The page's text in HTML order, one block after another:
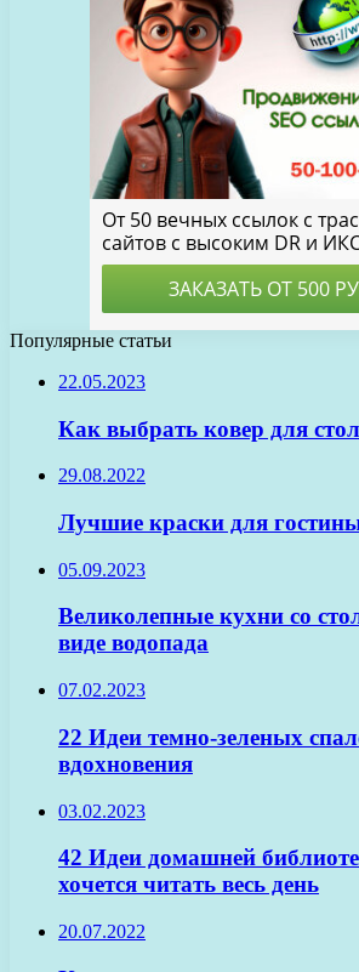
Популярные статьи
22.05.2023
Как выбрать ковер для
29.08.2022
Лучшие краски для
05.09.2023
Великолепные кухни со
виде водопада
07.02.2023
22 Идеи темно-зеленых
вдохновения
03.02.2023
42 Идеи домашней
хочется читать весь день
20.07.2022